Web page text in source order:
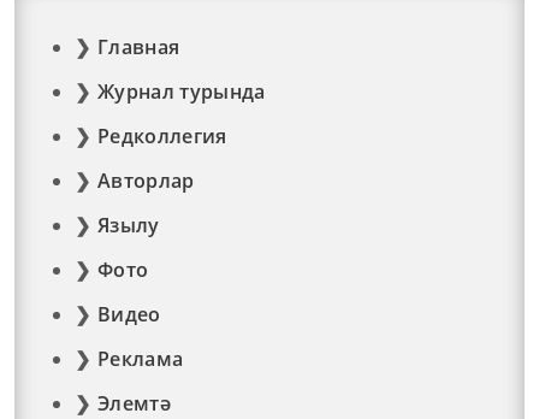
Главная
Журнал турында
Редколлегия
Авторлар
Язылу
Фото
Видео
Реклама
Элемтә